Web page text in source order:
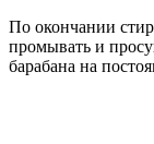
По окончании
промывать и
барабана на